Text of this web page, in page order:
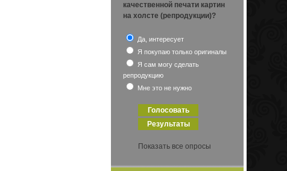
качественной печати картин
на холсте (репродукции)?
Да, интересует
Я покупаю только оригиналы
Я сам могу сделать
репродукцию
Мне это не нужно
Показать все опросы